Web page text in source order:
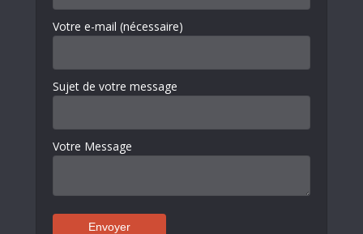
Votre e-mail (nécessaire)
Sujet de votre message
Votre Message